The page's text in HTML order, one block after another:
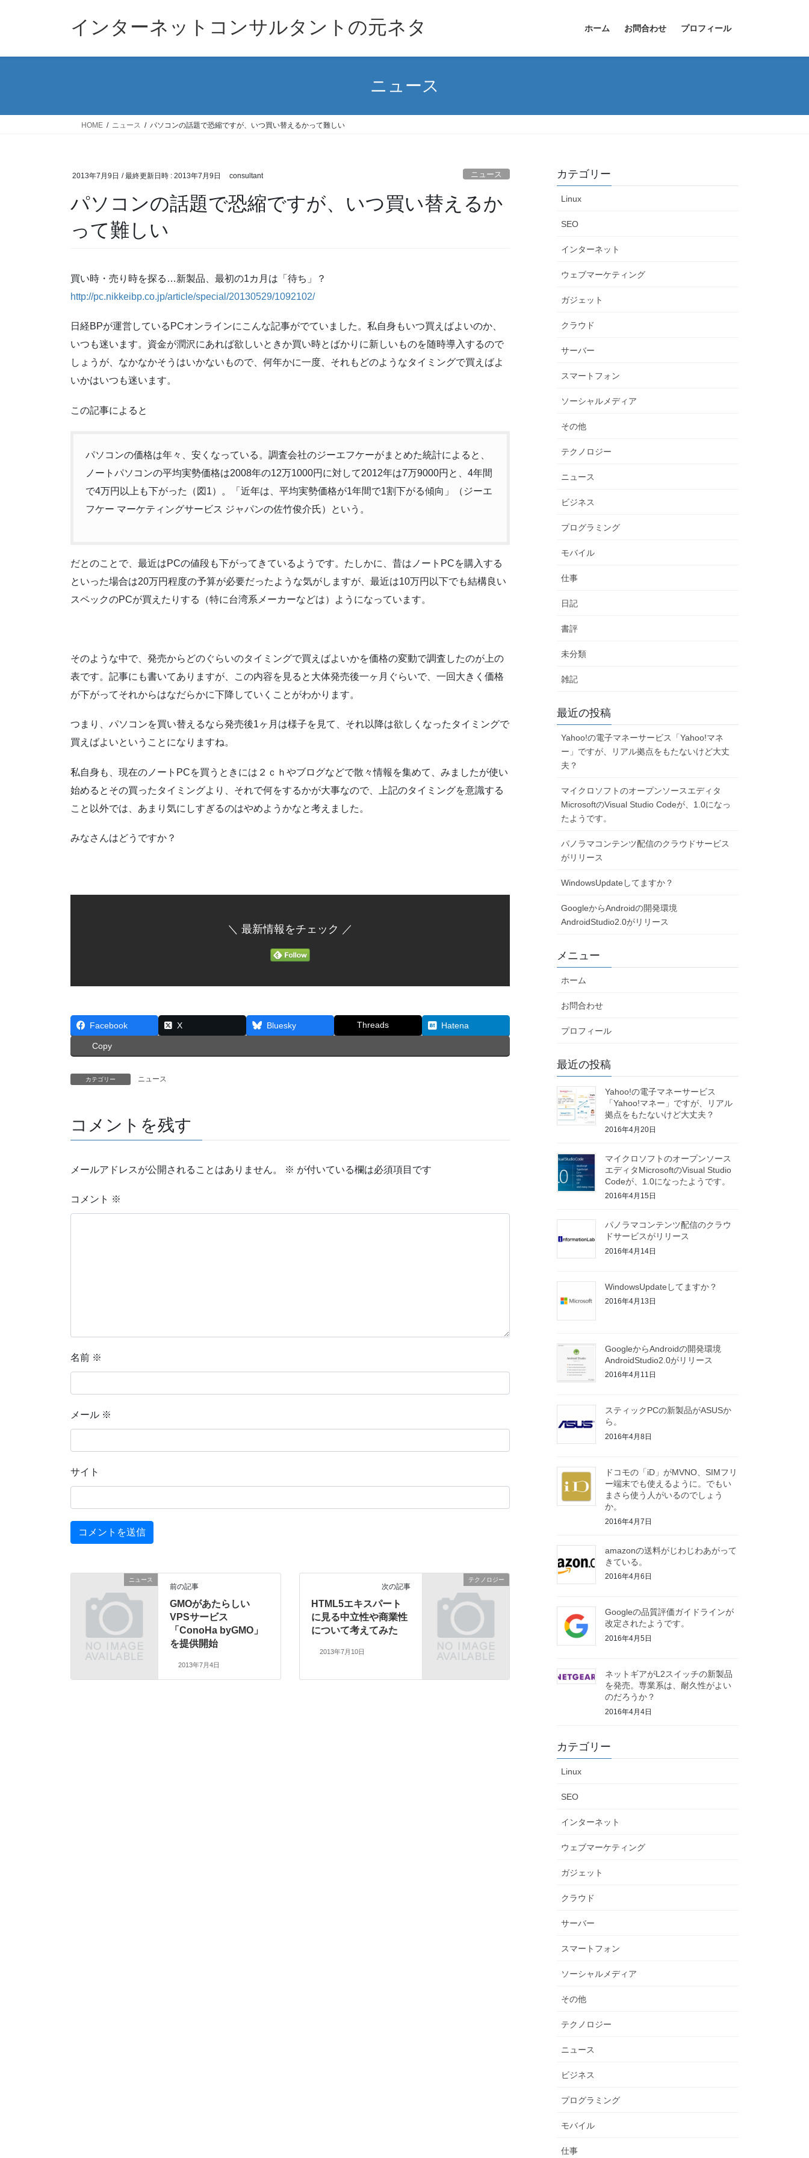
インターネットコンサルタントの元ネタ ホーム お問合わせ プロフィール
ニュース
HOME ニュース パソコンの話題で恐縮ですが、いつ買い替えるかって難しい
2013年7月9日 / 最終更新日時 : 2013年7月9日 consultant ニュース
パソコンの話題で恐縮ですが、いつ買い替えるか
って難しい
買い時・売り時を探る…新製品、最初の1カ月は「待ち」？
http://pc.nikkeibp.co.jp/article/special/20130529/1092102/
日経BPが運営しているPCオンラインにこんな記事がでていました。私自身もいつ買えばよいのか、
いつも迷います。資金が潤沢にあれば欲しいときか買い時とばかりに新しいものを随時導入するので
しょうが、なかなかそうはいかないもので、何年かに一度、それもどのようなタイミングで買えばよ
いかはいつも迷います。
この記事によると
パソコンの価格は年々、安くなっている。調査会社のジーエフケーがまとめた統計によると、
ノートパソコンの平均実勢価格は2008年の12万1000円に対して2012年は7万9000円と、4年間
で4万円以上も下がった（図1）。「近年は、平均実勢価格が1年間で1割下がる傾向」（ジーエ
フケー マーケティングサービス ジャパンの佐竹俊介氏）という。
だとのことで、最近はPCの値段も下がってきているようです。たしかに、昔はノートPCを購入する
といった場合は20万円程度の予算が必要だったような気がしますが、最近は10万円以下でも結構良い
スペックのPCが買えたりする（特に台湾系メーカーなどは）ようになっています。
そのような中で、発売からどのぐらいのタイミングで買えばよいかを価格の変動で調査したのが上の
表です。記事にも書いてありますが、この内容を見ると大体発売後一ヶ月ぐらいで、一回大きく価格
が下がってそれからはなだらかに下降していくことがわかります。
つまり、パソコンを買い替えるなら発売後1ヶ月は様子を見て、それ以降は欲しくなったタイミングで
買えばよいということになりますね。
私自身も、現在のノートPCを買うときには２ｃｈやブログなどで散々情報を集めて、みましたが使い
始めるとその買ったタイミングより、それで何をするかが大事なので、上記のタイミングを意識する
こと以外では、あまり気にしすぎるのはやめようかなと考えました。
みなさんはどうですか？
＼ 最新情報をチェック ／
Facebook X Bluesky Threads Hatena
Copy
カテゴリー ニュース
コメントを残す
メールアドレスが公開されることはありません。 ※ が付いている欄は必須項目です
コメント ※
名前 ※
メール ※
サイト
ニュース
前の記事
GMOがあたらしい
VPSサービス
「ConoHa byGMO」
を提供開始
2013年7月4日
テクノロジー
次の記事
HTML5エキスパート
に見る中立性や商業性
について考えてみた
2013年7月10日
カテゴリー
Linux
SEO
インターネット
ウェブマーケティング
ガジェット
クラウド
サーバー
スマートフォン
ソーシャルメディア
その他
テクノロジー
ニュース
ビジネス
プログラミング
モバイル
仕事
日記
書評
未分類
雑記
最近の投稿
Yahoo!の電子マネーサービス「Yahoo!マネ
ー」ですが、リアル拠点をもたないけど大丈
夫？
マイクロソフトのオープンソースエディタ
MicrosoftのVisual Studio Codeが、1.0になっ
たようです。
パノラマコンテンツ配信のクラウドサービス
がリリース
WindowsUpdateしてますか？
GoogleからAndroidの開発環境
AndroidStudio2.0がリリース
メニュー
ホーム
お問合わせ
プロフィール
最近の投稿
Yahoo!の電子マネーサービス
「Yahoo!マネー」ですが、リアル
拠点をもたないけど大丈夫？
2016年4月20日
マイクロソフトのオープンソース
エディタMicrosoftのVisual Studio
Codeが、1.0になったようです。
2016年4月15日
パノラマコンテンツ配信のクラウ
ドサービスがリリース
2016年4月14日
WindowsUpdateしてますか？
2016年4月13日
GoogleからAndroidの開発環境
AndroidStudio2.0がリリース
2016年4月11日
スティックPCの新製品がASUSか
ら。
2016年4月8日
ドコモの「iD」がMVNO、SIMフリ
ー端末でも使えるように。でもい
まさら使う人がいるのでしょう
か。
2016年4月7日
amazonの送料がじわじわあがって
きている。
2016年4月6日
Googleの品質評価ガイドラインが
改定されたようです。
2016年4月5日
ネットギアがL2スイッチの新製品
を発売。専業系は、耐久性がよい
のだろうか？
2016年4月4日
カテゴリー
Linux
SEO
インターネット
ウェブマーケティング
ガジェット
クラウド
サーバー
スマートフォン
ソーシャルメディア
その他
テクノロジー
ニュース
ビジネス
プログラミング
モバイル
仕事